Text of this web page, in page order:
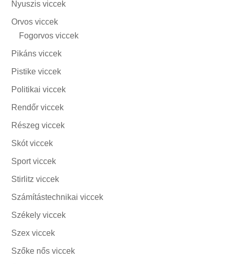
Nyuszis viccek
Orvos viccek
Fogorvos viccek
Pikáns viccek
Pistike viccek
Politikai viccek
Rendőr viccek
Részeg viccek
Skót viccek
Sport viccek
Stirlitz viccek
Számítástechnikai viccek
Székely viccek
Szex viccek
Szőke nős viccek